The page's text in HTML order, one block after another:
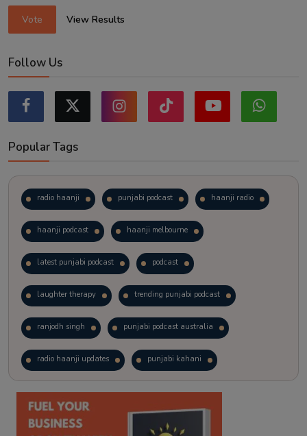
Vote View Results
Follow Us
Popular Tags
radio haanji punjabi podcast haanji radio
haanji podcast haanji melbourne
latest punjabi podcast podcast
laughter therapy trending punjabi podcast
ranjodh singh punjabi podcast australia
radio haanji updates punjabi kahani
kitaab kahani punjabi story